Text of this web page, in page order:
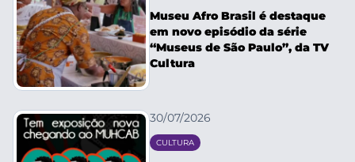
Museu Afro Brasil é destaque
em novo episódio da série
“Museus de São Paulo”, da TV
Cultura
30/07/2026
CULTURA